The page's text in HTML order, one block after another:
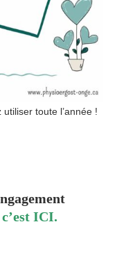
toute l’année !
c’est ICI.